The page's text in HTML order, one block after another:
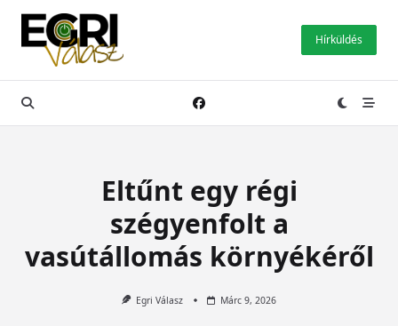
Skip
content
Hírküldés
Eltűnt egy régi
szégyenfolt a
vasútállomás környékéről
Egri Válasz Márc 9, 2026